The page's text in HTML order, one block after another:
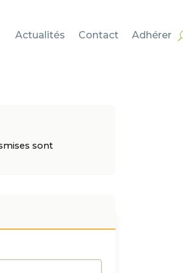
Actualités Contact Adhérer
sont